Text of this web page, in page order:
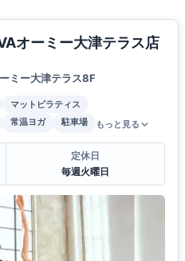
オーミー大津テラス店
ミー大津テラス8F
マットピラティス
常温ヨガ 駐車場 もっと見る
定休日
毎週火曜日